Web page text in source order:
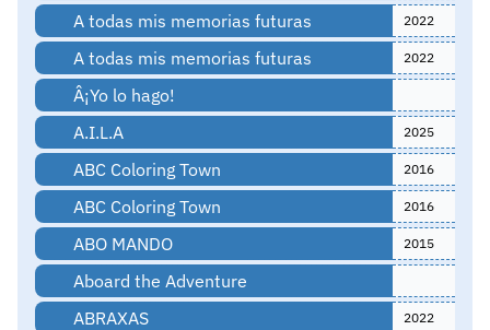
A todas mis memorias futuras 2022
A todas mis memorias futuras 2022
Â¡Yo lo hago!
A.I.L.A
2025
ABC Coloring Town 2016
ABC Coloring Town 2016
ABO MANDO 2015
Aboard the Adventure
ABRAXAS
2022